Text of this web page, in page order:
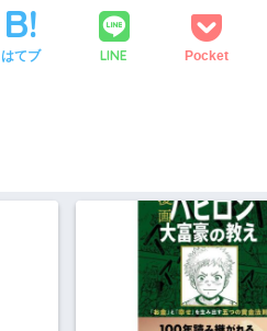
はてブ LINE Pocket